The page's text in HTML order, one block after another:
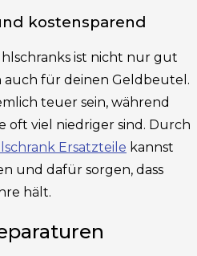
kostensparend
ist nicht nur gut
für deinen Geldbeutel.
teuer sein, während
oft viel niedriger sind. Durch
Ersatzteile kannst
und dafür sorgen, dass
hält.